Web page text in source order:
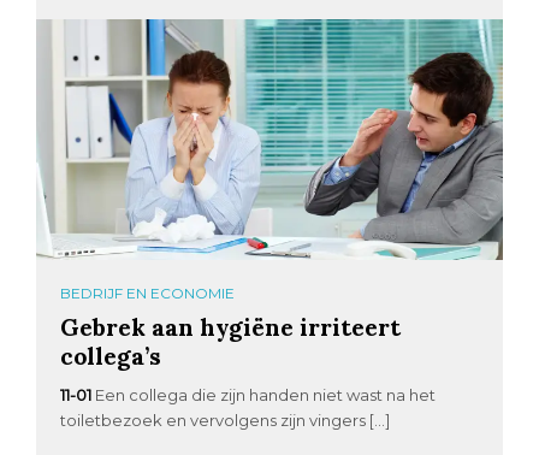
BEDRIJF EN ECONOMIE
Gebrek aan hygiëne irriteert
collega’s
11-01 Een collega die zijn handen niet wast na het
toiletbezoek en vervolgens zijn vingers […]